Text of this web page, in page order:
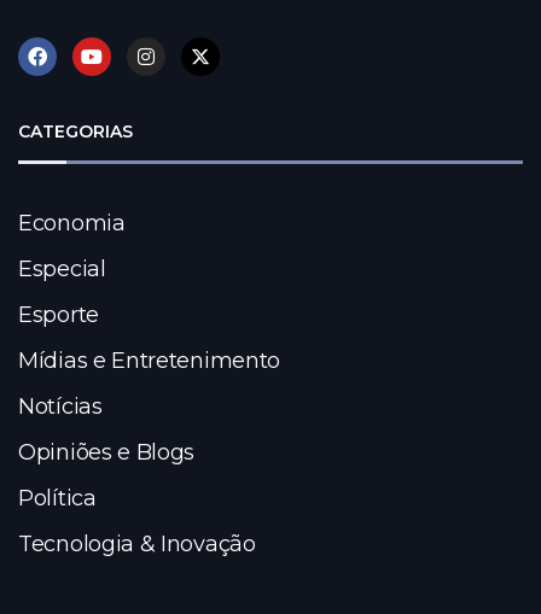
CATEGORIAS
Economia
Especial
Esporte
Mídias e Entretenimento
Notícias
Opiniões e Blogs
Política
Tecnologia & Inovação